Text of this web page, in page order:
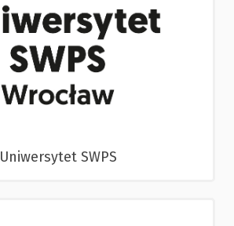
Uniwersytet SWPS